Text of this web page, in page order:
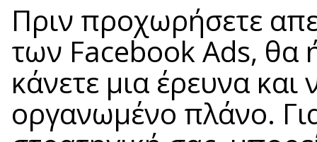
Πριν προχωρήσετε
των Facebook Ads, θα
κάνετε μια έρευνα
οργανωμένο πλάνο.